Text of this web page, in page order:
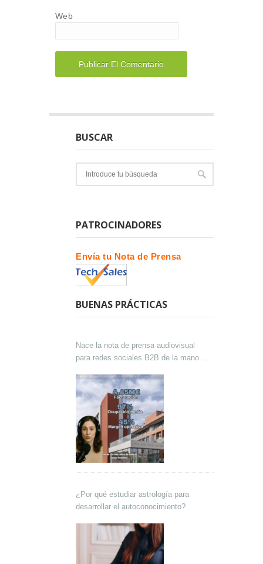
Web
BUSCAR
PATROCINADORES
Envía tu Nota de Prensa
BUENAS PRÁCTICAS
Nace la nota de prensa audiovisual
para redes sociales B2B de la mano de
¿Por qué estudiar astrología para
desarrollar el autoconocimiento?